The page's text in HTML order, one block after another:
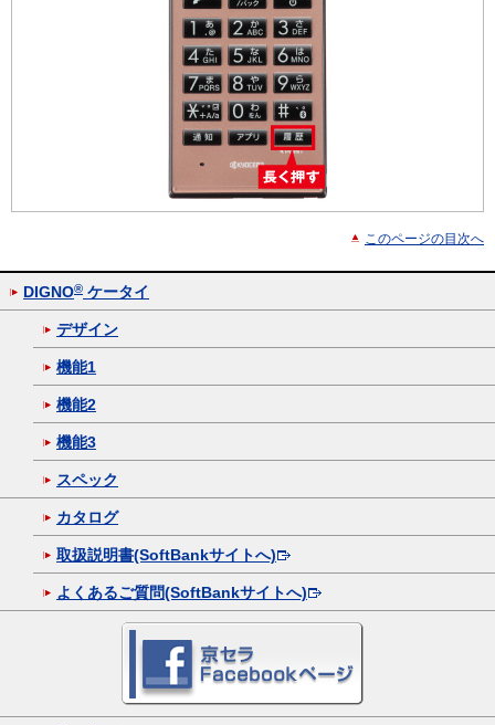
このページの目次へ
DIGNO® ケータイ
デザイン
機能1
機能2
機能3
スペック
カタログ
取扱説明書(SoftBankサイトへ)
よくあるご質問(SoftBankサイトへ)